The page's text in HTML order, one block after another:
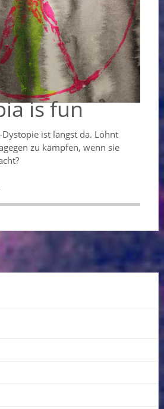
is fun
ist längst da. Lohnt
zu kämpfen, wenn sie